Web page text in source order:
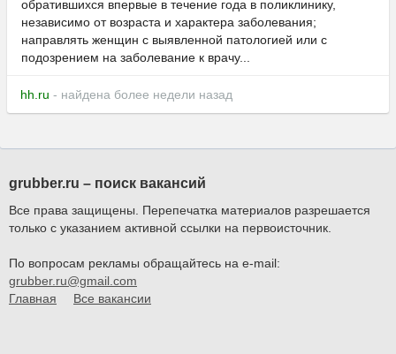
обратившихся впервые в течение года в поликлинику,
независимо от возраста и характера заболевания;
направлять женщин с выявленной патологией или с
подозрением на заболевание к врачу...
hh.ru - найдена более недели назад
grubber.ru – поиск вакансий
Все права защищены. Перепечатка материалов разрешается
только с указанием активной ссылки на первоисточник.
По вопросам рекламы обращайтесь на e-mail:
grubber.ru@gmail.com
Главная
Все вакансии